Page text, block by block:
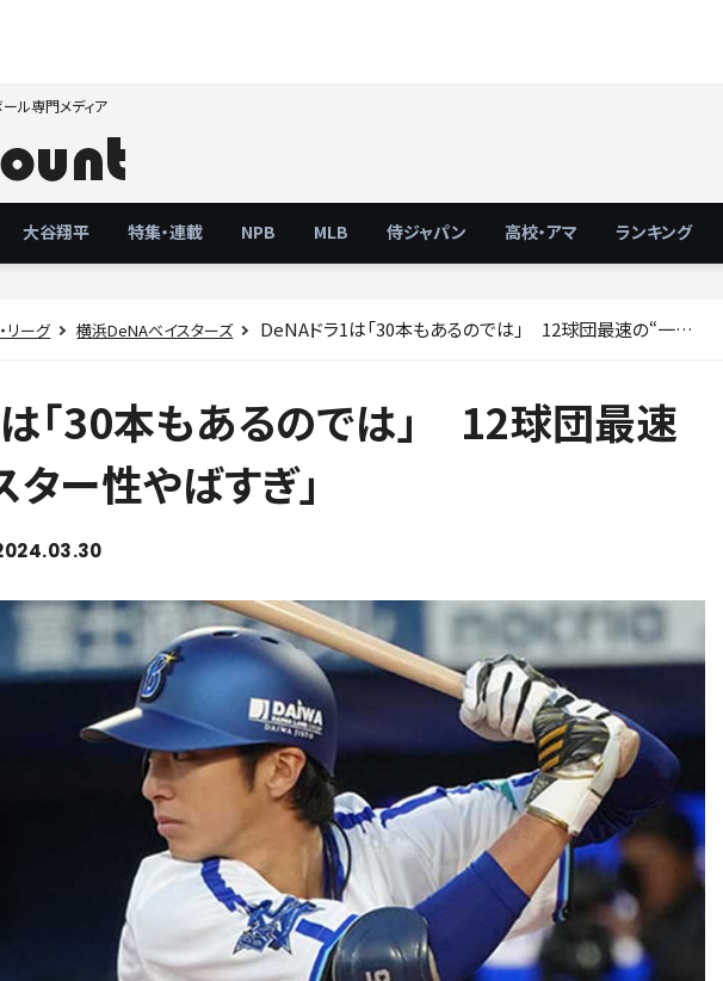
ール専門メディア
大谷翔平 特集・連載 NPB MLB 侍ジャパン 高校・アマ ランキング
リーグ 横浜DeNAベイスターズ DeNAドラ1は「30本もあるのでは」 12球団最速の“一撃”「スター性やばすぎ」
「30本もあるのでは」 12球団最速
ター性やばすぎ」